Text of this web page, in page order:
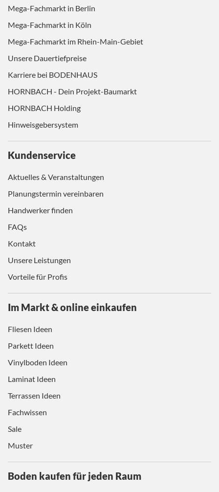
Mega-Fachmarkt in Berlin
Mega-Fachmarkt in Köln
Mega-Fachmarkt im Rhein-Main-Gebiet
Unsere Dauertiefpreise
Karriere bei BODENHAUS
HORNBACH - Dein Projekt-Baumarkt
HORNBACH Holding
Hinweisgebersystem
Kundenservice
Aktuelles & Veranstaltungen
Planungstermin vereinbaren
Handwerker finden
FAQs
Kontakt
Unsere Leistungen
Vorteile für Profis
Im Markt & online einkaufen
Fliesen Ideen
Parkett Ideen
Vinylboden Ideen
Laminat Ideen
Terrassen Ideen
Fachwissen
Sale
Muster
Boden kaufen für jeden Raum